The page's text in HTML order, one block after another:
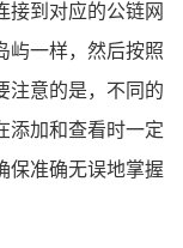
接到对应的公链网
屿一样，然后按照
注意的是，不同的
添加和查看时一定
保准确无误地掌握